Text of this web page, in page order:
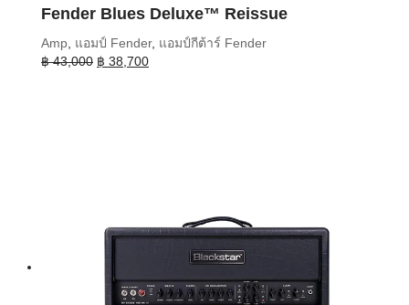
Fender Blues Deluxe™ Reissue
Amp แอมป์ Fender, แอมป์กีต้าร์ Fender
฿43,000 Original
฿ 38,700Current